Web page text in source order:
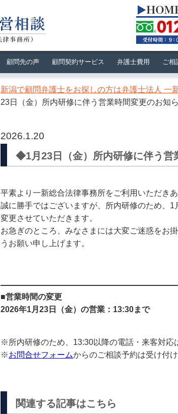
顧問先の声 顧問契約サービス 弁護士費用 ご相
新潟で顧問弁護士をお探しの方は弁護士法人 一
23日（金）所内研修に伴う営業時間変更のお知
2026.1.20
◆1月23日（金）所内研修に伴う
平素より一新総合法律事務所をご利用いただき
誠に勝手ではございますが、所内研修のため、 1
変更させていただきます。
お急ぎのところ、みなさまには大変ご迷惑をお
うお願い申し上げます。
■営業時間の変更
2026年1月23日（金）の営業：13:30まで
※所内研修のため、13:30以降の電話・来客対応
※お問合せフォームからのご相談予約は受け付け
関連する記事はこちら